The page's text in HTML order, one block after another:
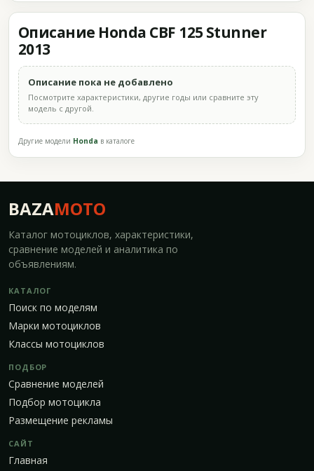
Описание Honda CBF 125 Stunner
2013
Описание пока не добавлено
Посмотрите характеристики, другие годы или сравните эту
модель с другой.
Другие модели Honda в каталоге
BAZAMOTO
Каталог мотоциклов, характеристики,
сравнение моделей и аналитика по
объявлениям.
КАТАЛОГ
Поиск по моделям
Марки мотоциклов
Классы мотоциклов
ПОДБОР
Сравнение моделей
Подбор мотоцикла
Размещение рекламы
САЙТ
Главная